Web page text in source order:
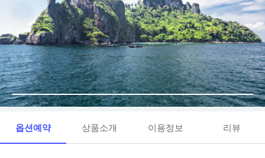
옵션예약 상품소개 이용정보 리뷰